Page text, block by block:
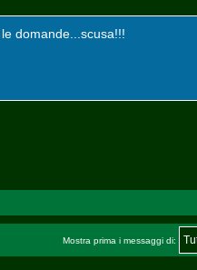
domande...scusa!!!
Mostra prima i messaggi di: